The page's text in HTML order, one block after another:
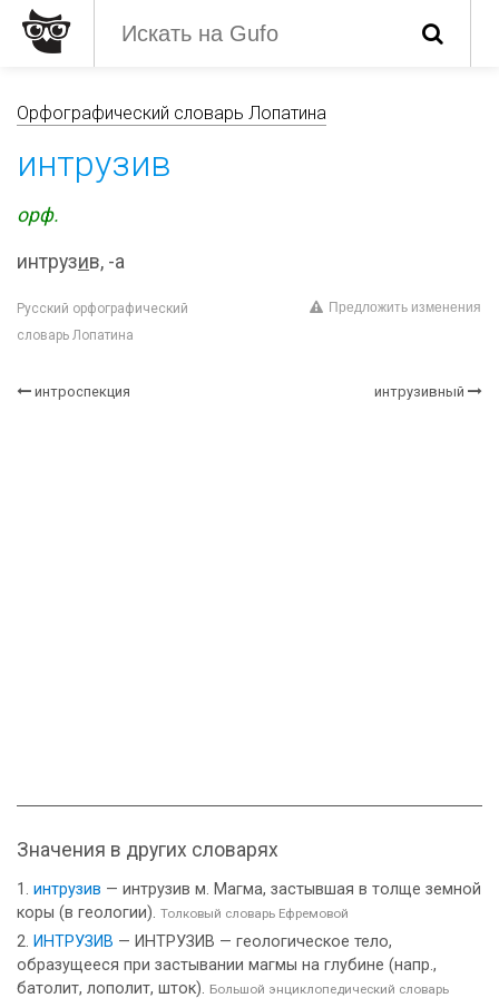
Орфографический словарь Лопатина
интрузив
орф.
интрузив, -а
Русский орфографический
словарь Лопатина
Предложить изменения
интроспекция интрузивный
Значения в других словарях
интрузив — интрузив м. Магма, застывшая в толще земной
коры (в геологии). Толковый словарь Ефремовой
ИНТРУЗИВ — ИНТРУЗИВ — геологическое тело,
образущееся при застывании магмы на глубине (напр.,
батолит, лополит, шток). Большой энциклопедический словарь